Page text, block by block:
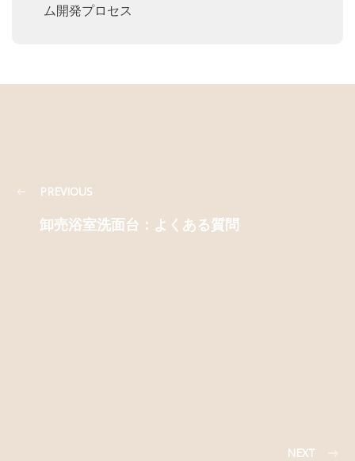
ム開発プロセス
PREVIOUS
卸売浴室洗面台：よくある質問
NEXT